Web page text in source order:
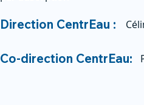
Direction CentrEau :
Co-direction CentrEau: